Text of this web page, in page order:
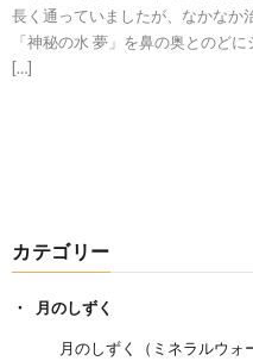
長く通っていましたが、なかなか
「神秘の水 夢」を鼻の奥とのど
[…]
カテゴリー
月のしずく
月のしずく（ミネラルウォ